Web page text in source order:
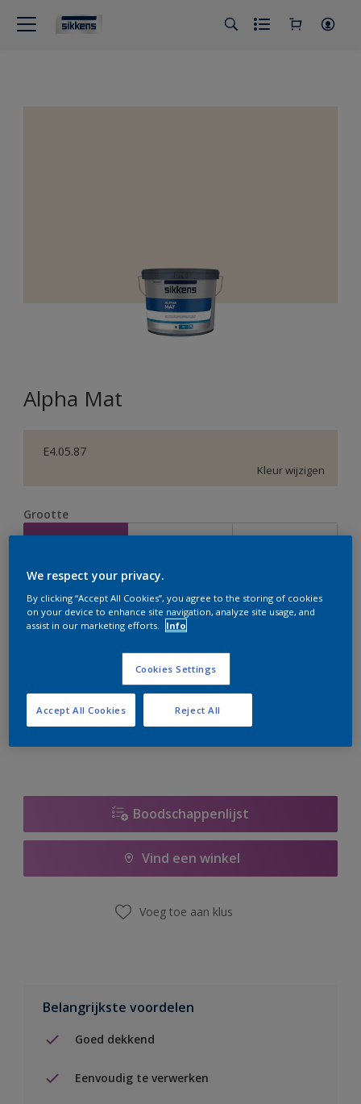
Alpha Mat
E4.05.87
Kleur wijzigen
Grootte
2,5 L 5 L 10 L
Verfcalculator
Bereken
Op dit moment is het niet mogelijk dit product online
te bestellen. Houd de website in de gaten, we werken
er hard aan om de voorraad aan te vullen.
Boodschappenlijst
Vind een winkel
Voeg toe aan klus
Belangrijkste voordelen
Goed dekkend
Eenvoudig te verwerken
We respect your privacy.
By clicking “Accept All Cookies”, you agree to the storing of cookies
on your device to enhance site navigation, analyze site usage, and
assist in our marketing efforts.
Info
Cookies Settings
Reject All
Accept All Cookies